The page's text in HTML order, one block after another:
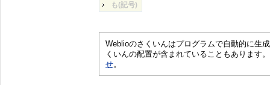
も(記号)
Weblioのさくいんはプログラムで自動的に生
くいんの配置が含まれていることもあります
せ。